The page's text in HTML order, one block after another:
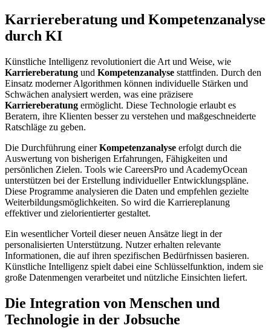
Karriereberatung und Kompetenzanalyse
durch KI
Künstliche Intelligenz revolutioniert die Art und Weise, wie
Karriereberatung und Kompetenzanalyse stattfinden. Durch den
Einsatz moderner Algorithmen können individuelle Stärken und
Schwächen analysiert werden, was eine präzisere
Karriereberatung ermöglicht. Diese Technologie erlaubt es
Beratern, ihre Klienten besser zu verstehen und maßgeschneiderte
Ratschläge zu geben.
Die Durchführung einerKompetenzanalyse erfolgt durch die
Auswertung von bisherigen Erfahrungen, Fähigkeiten und
persönlichen Zielen. Tools wie CareersPro und AcademyOcean
unterstützen bei der Erstellung individueller Entwicklungspläne.
Diese Programme analysieren die Daten und empfehlen gezielte
Weiterbildungsmöglichkeiten. So wird die Karriereplanung
effektiver und zielorientierter gestaltet.
Ein wesentlicher Vorteil dieser neuen Ansätze liegt in der
personalisierten Unterstützung. Nutzer erhalten relevante
Informationen, die auf ihren spezifischen Bedürfnissen basieren.
Künstliche Intelligenz spielt dabei eine Schlüsselfunktion, indem sie
große Datenmengen verarbeitet und nützliche Einsichten liefert.
Die Integration von Menschen und
Technologie in der Jobsuche